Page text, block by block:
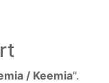
/ Keemia".